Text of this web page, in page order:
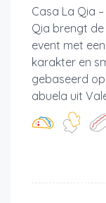
Casa La Qia
Qia brengt
event met
karakter en
gebaseerd op
abuela uit